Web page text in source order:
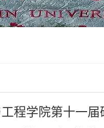
程学院第十一届